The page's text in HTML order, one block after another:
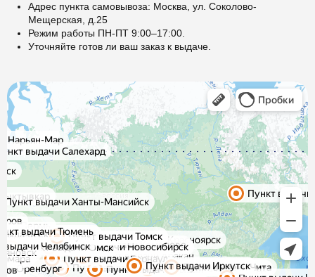
Адрес пункта самовывоза: Москва, ул. Соколово-
Мещерская, д.25
Режим работы ПН-ПТ 9:00–17:00.
Уточняйте готов ли ваш заказ к выдаче.